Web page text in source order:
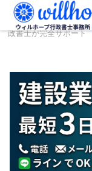
ホーム 建設
政書士が完全サポート